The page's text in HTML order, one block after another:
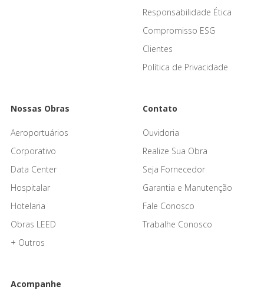
Responsabilidade Ética
Compromisso ESG
Clientes
Política de Privacidade
Nossas Obras
Aeroportuários
Corporativo
Data Center
Hospitalar
Hotelaria
Obras LEED
+ Outros
Contato
Ouvidoria
Realize Sua Obra
Seja Fornecedor
Garantia e Manutenção
Fale Conosco
Trabalhe Conosco
Acompanhe